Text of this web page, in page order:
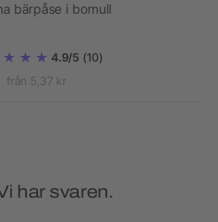
bärpåse i bomull
4.9/5 (10)
från 5,37 kr
har svaren.